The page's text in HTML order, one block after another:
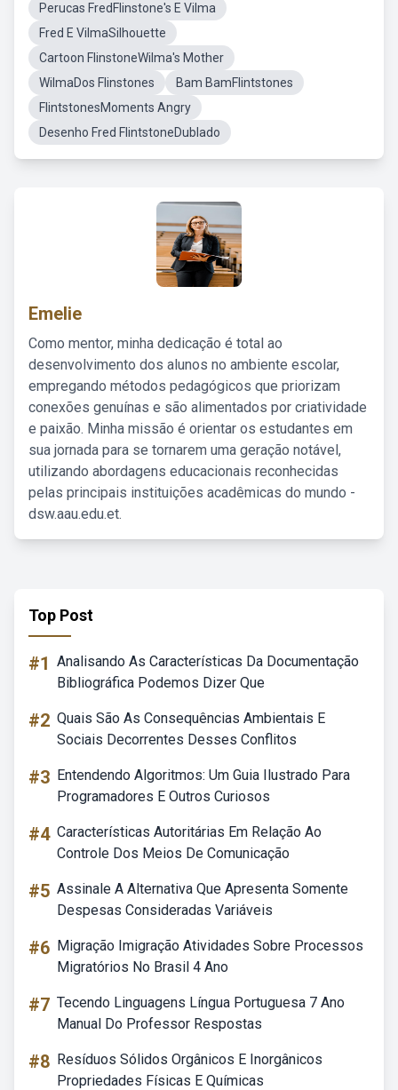
Perucas FredFlinstone's E Vilma
Fred E VilmaSilhouette
Cartoon FlinstoneWilma's Mother
WilmaDos Flinstones
Bam BamFlintstones
FlintstonesMoments Angry
Desenho Fred FlintstoneDublado
Emelie
Como mentor, minha dedicação é total ao
desenvolvimento dos alunos no ambiente escolar,
empregando métodos pedagógicos que priorizam
conexões genuínas e são alimentados por criatividade
e paixão. Minha missão é orientar os estudantes em
sua jornada para se tornarem uma geração notável,
utilizando abordagens educacionais reconhecidas
pelas principais instituições acadêmicas do mundo -
dsw.aau.edu.et.
Top Post
#1 Analisando As Características Da Documentação
Bibliográfica Podemos Dizer Que
#2 Quais São As Consequências Ambientais E
Sociais Decorrentes Desses Conflitos
#3 Entendendo Algoritmos: Um Guia Ilustrado Para
Programadores E Outros Curiosos
#4 Características Autoritárias Em Relação Ao
Controle Dos Meios De Comunicação
#5 Assinale A Alternativa Que Apresenta Somente
Despesas Consideradas Variáveis
#6 Migração Imigração Atividades Sobre Processos
Migratórios No Brasil 4 Ano
#7 Tecendo Linguagens Língua Portuguesa 7 Ano
Manual Do Professor Respostas
#8 Resíduos Sólidos Orgânicos E Inorgânicos
Propriedades Físicas E Químicas